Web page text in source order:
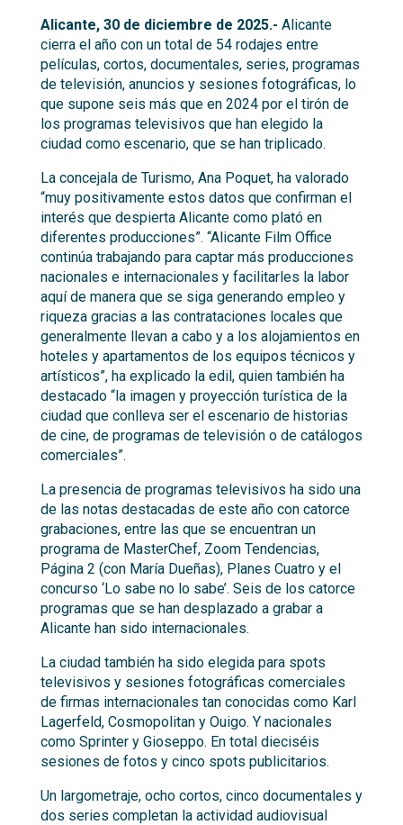
Alicante, 30 de diciembre de 2025.- Alicante
cierra el año con un total de 54 rodajes entre
películas, cortos, documentales, series, programas
de televisión, anuncios y sesiones fotográficas, lo
que supone seis más que en 2024 por el tirón de
los programas televisivos que han elegido la
ciudad como escenario, que se han triplicado.
La concejala de Turismo, Ana Poquet, ha valorado
“muy positivamente estos datos que confirman el
interés que despierta Alicante como plató en
diferentes producciones”. “Alicante Film Office
continúa trabajando para captar más producciones
nacionales e internacionales y facilitarles la labor
aquí de manera que se siga generando empleo y
riqueza gracias a las contrataciones locales que
generalmente llevan a cabo y a los alojamientos en
hoteles y apartamentos de los equipos técnicos y
artísticos”, ha explicado la edil, quien también ha
destacado “la imagen y proyección turística de la
ciudad que conlleva ser el escenario de historias
de cine, de programas de televisión o de catálogos
comerciales”.
La presencia de programas televisivos ha sido una
de las notas destacadas de este año con catorce
grabaciones, entre las que se encuentran un
programa de MasterChef, Zoom Tendencias,
Página 2 (con María Dueñas), Planes Cuatro y el
concurso ‘Lo sabe no lo sabe’. Seis de los catorce
programas que se han desplazado a grabar a
Alicante han sido internacionales.
La ciudad también ha sido elegida para spots
televisivos y sesiones fotográficas comerciales
de firmas internacionales tan conocidas como Karl
Lagerfeld, Cosmopolitan y Ouigo. Y nacionales
como Sprinter y Gioseppo. En total dieciséis
sesiones de fotos y cinco spots publicitarios.
Un largometraje, ocho cortos, cinco documentales y
dos series completan la actividad audiovisual